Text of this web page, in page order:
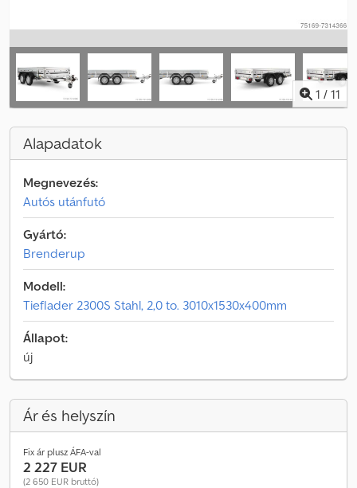
1 / 11
Alapadatok
Megnevezés:
Autós utánfutó
Gyártó:
Brenderup
Modell:
Tieflader 2300S Stahl, 2,0 to. 3010x1530x400mm
Állapot:
új
Ár és helyszín
Fix ár plusz ÁFA-val
2 227 EUR
(2 650 EUR bruttó)